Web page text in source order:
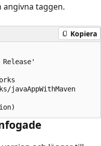
angivna taggen.
Kopiera
javaAppWithMaven